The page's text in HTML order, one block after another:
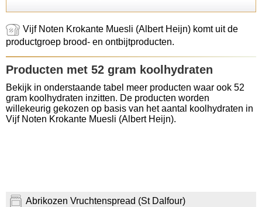
Vijf Noten Krokante Muesli (Albert Heijn) komt uit de
productgroep brood- en ontbijtproducten.
Producten met 52 gram koolhydraten
Bekijk in onderstaande tabel meer producten waar ook 52
gram koolhydraten inzitten. De producten worden
willekeurig gekozen op basis van het aantal koolhydraten in
Vijf Noten Krokante Muesli (Albert Heijn).
Abrikozen Vruchtenspread (St Dalfour)